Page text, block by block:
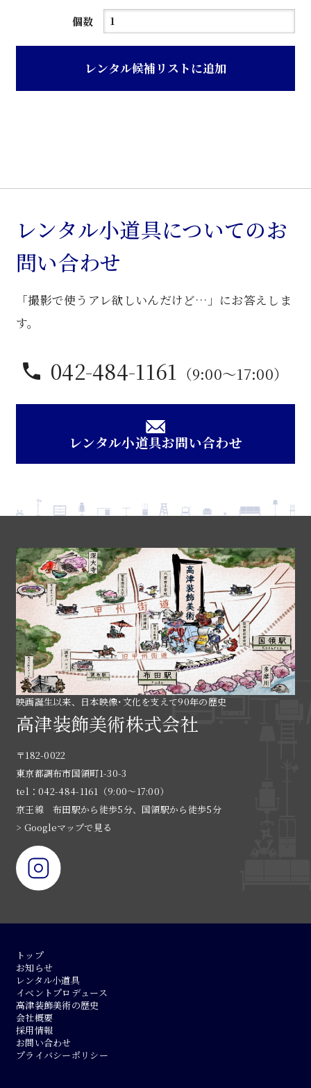
個数
ア
カ
ッ
ト
色
製
個
レンタル候補リストに追加
レンタル小道具についてのお
問い合わせ
「撮影で使うアレ欲しいんだけど…」にお答えしま
す。
042-484-1161 （9:00〜17:00）
レンタル小道具お問い合わせ
映画誕生以来、日本映像･文化を支えて90年の歴史
高津装飾美術株式会社
〒182-0022
東京都調布市国領町1-30-3
tel：042-484-1161（9:00〜17:00）
京王線 布田駅から徒歩5分、国領駅から徒歩5分
> Googleマップで見る
トップ
お知らせ
レンタル小道具
イベントプロデュース
高津装飾美術の歴史
会社概要
採用情報
お問い合わせ
プライバシーポリシー